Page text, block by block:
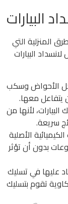
البيارات
المنزلية التي
البيارات
الأحواض وسكب
يتفاعل معها.
لأنها من
سريعة.
الأصلية
بدون أن تؤثر
عليها في تسليك
تقوم بتسليك